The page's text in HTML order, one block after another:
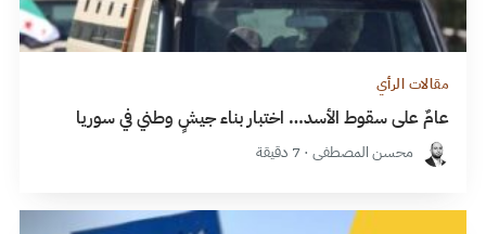
مقالات الرأي
عامٌ على سقوط الأسد… اختبار بناء جيشٍ وطني في سوريا
محسن المصطفى · 7 دقيقة